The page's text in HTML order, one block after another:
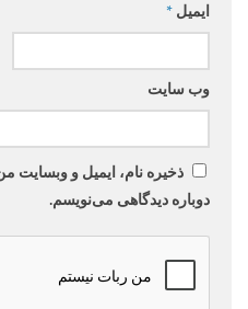
ایمیل *
وب‌ سایت
ذخیره نام، ایمیل و وبسایت
دوباره دیدگاهی می‌نویسم.